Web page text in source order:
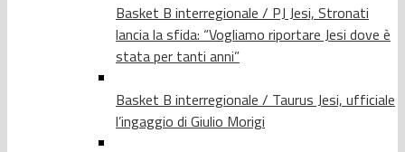
Basket B interregionale / PJ Jesi, Stronati
lancia la sfida: “Vogliamo riportare Jesi dove è
stata per tanti anni”
Basket B interregionale / Taurus Jesi, ufficiale
l’ingaggio di Giulio Morigi